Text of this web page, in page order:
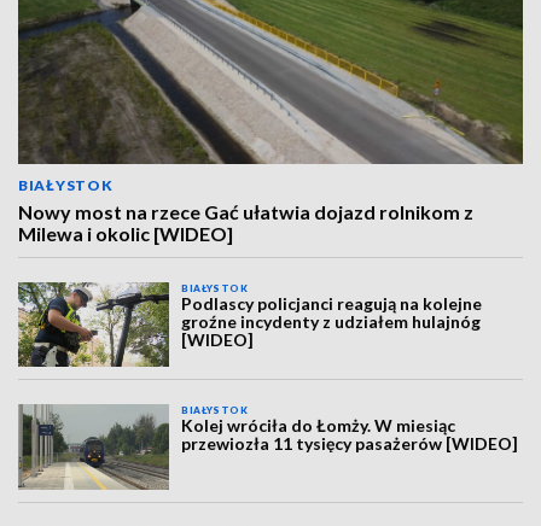
BIAŁYSTOK
Nowy most na rzece Gać ułatwia dojazd rolnikom z
Milewa i okolic [WIDEO]
BIAŁYSTOK
Podlascy policjanci reagują na kolejne
groźne incydenty z udziałem hulajnóg
[WIDEO]
BIAŁYSTOK
Kolej wróciła do Łomży. W miesiąc
przewiozła 11 tysięcy pasażerów [WIDEO]